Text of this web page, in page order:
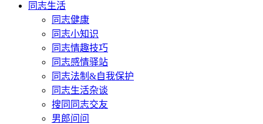
同志生活
同志健康
同志小知识
同志情趣技巧
同志感情驿站
同志法制&自我保护
同志生活杂谈
搜同同志交友
男郎问问